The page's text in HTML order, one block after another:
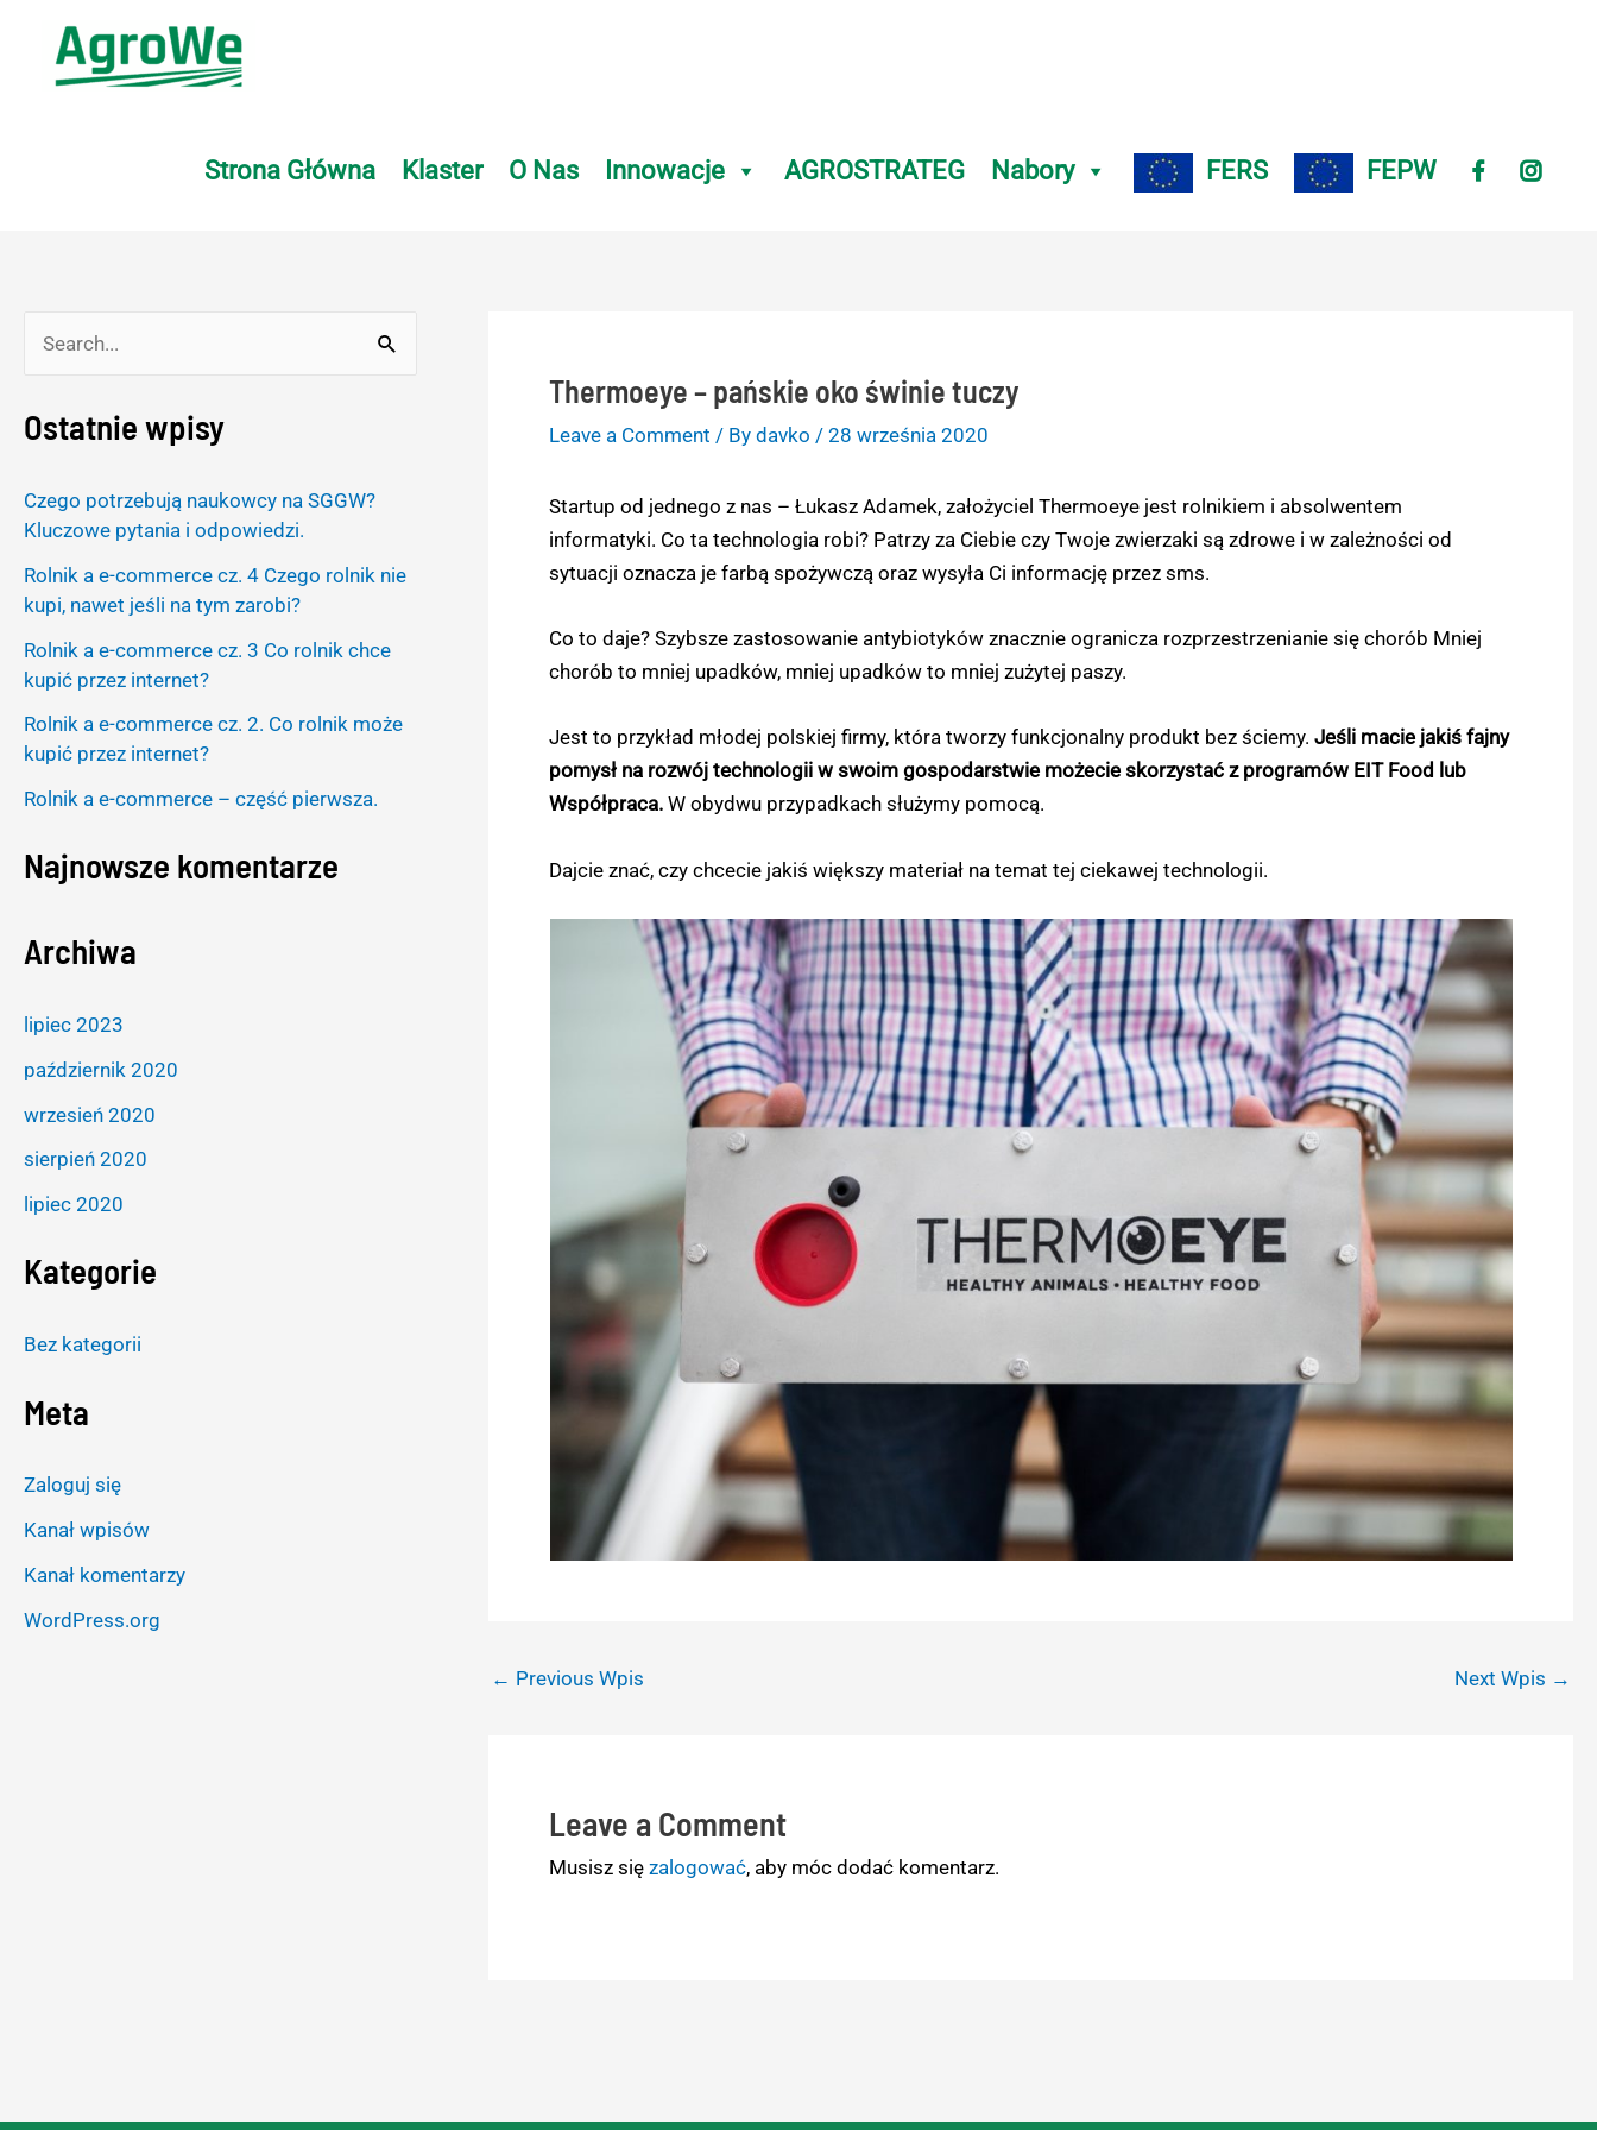
content
Strona Główna Klaster O Nas Innowacje AGROSTRATEG Nabory FERS FEPW
a
c
f
r
:
Ostatnie wpisy
Czego potrzebują naukowcy na SGGW?
Kluczowe pytania i odpowiedzi.
Rolnik a e-commerce cz. 4 Czego rolnik nie
kupi, nawet jeśli na tym zarobi?
Rolnik a e-commerce cz. 3 Co rolnik chce
kupić przez internet?
Rolnik a e-commerce cz. 2. Co rolnik może
kupić przez internet?
Rolnik a e-commerce – część pierwsza.
Najnowsze komentarze
Archiwa
lipiec 2023
październik 2020
wrzesień 2020
sierpień 2020
lipiec 2020
Kategorie
Bez kategorii
Meta
Zaloguj się
Kanał wpisów
Kanał komentarzy
WordPress.org
Thermoeye – pańskie oko świnie tuczy
Leave a Comment / Bydavko/28 września 2020
Startup od jednego z nas – Łukasz Adamek, założyciel Thermoeye jest rolnikiem i absolwentem
informatyki. Co ta technologia robi? Patrzy za Ciebie czy Twoje zwierzaki są zdrowe i w zależności od
sytuacji oznacza je farbą spożywczą oraz wysyła Ci informację przez sms.
Co to daje? Szybsze zastosowanie antybiotyków znacznie ogranicza rozprzestrzenianie się chorób Mniej
chorób to mniej upadków, mniej upadków to mniej zużytej paszy.
Jest to przykład młodej polskiej firmy, która tworzy funkcjonalny produkt bez ściemy.Jeśli macie jakiś fajny
pomysł na rozwój technologii w swoim gospodarstwie możecie skorzystać z programów EIT Food lub
Współpraca. W obydwu przypadkach służymy pomocą.
Dajcie znać, czy chcecie jakiś większy materiał na temat tej ciekawej technologii.
← Previous Wpis Next Wpis →
Leave a Comment
Musisz sięzalogować, aby móc dodać komentarz.